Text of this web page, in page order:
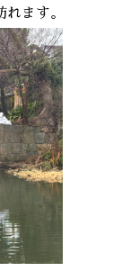
れます。